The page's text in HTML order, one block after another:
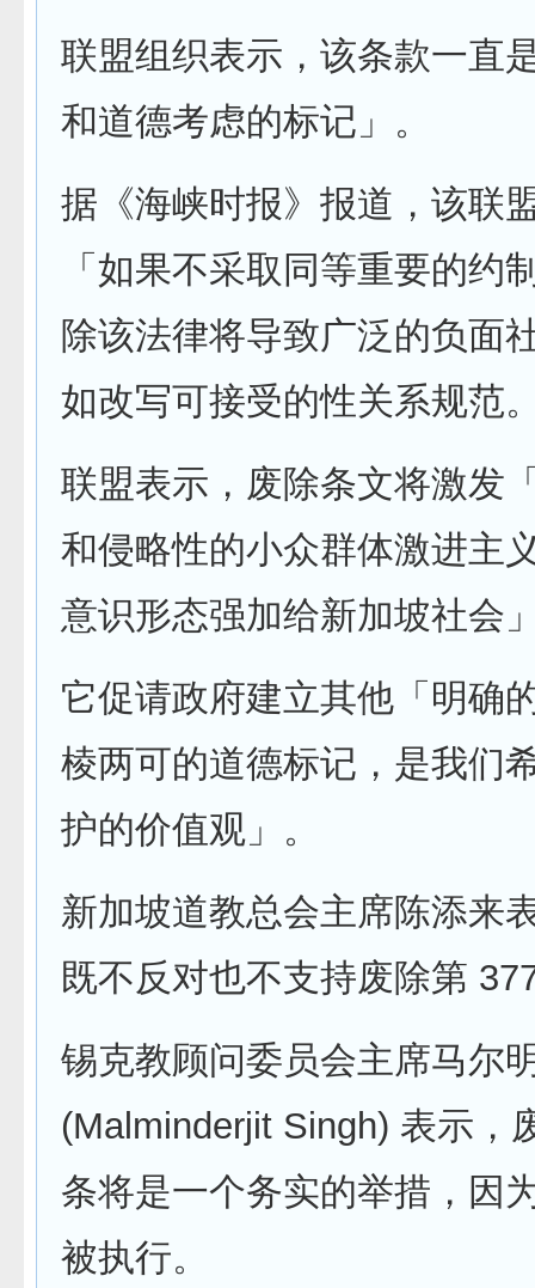
联盟组织表示，该条款一直
和道德考虑的标记」。
据《海峡时报》报道，该联
「如果不采取同等重要的约
除该法律将导致广泛的负面
如改写可接受的性关系规范
联盟表示，废除条文将激发
和侵略性的小众群体激进主
意识形态强加给新加坡社会
它促请政府建立其他「明确
棱两可的道德标记，是我们
护的价值观」。
新加坡道教总会主席陈添来
既不反对也不支持废除第
锡克教顾问委员会主席马尔
(Malminderjit Singh) 表示，
条将是一个务实的举措，因
被执行。